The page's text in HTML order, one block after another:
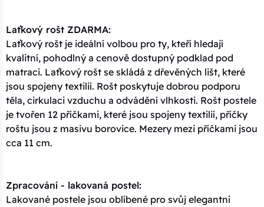
Laťkový rošt ZDARMA:
Laťkový rošt je ideální volbou pro ty, kteří hledají
kvalitní, pohodlný a cenově dostupný podklad pod
matraci. Laťkový rošt se skládá z dřevěných lišt, které
jsou spojeny textilií. Rošt poskytuje dobrou podporu
těla, cirkulaci vzduchu a odvádění vlhkosti. Rošt postele
je tvořen 12 příčkami, které jsou spojeny textilií, příčky
roštu jsou z masivu borovice. Mezery mezi příčkami jsou
cca 11 cm.
Zpracování - lakovaná postel:
Lakované postele jsou oblíbené pro svůj elegantní